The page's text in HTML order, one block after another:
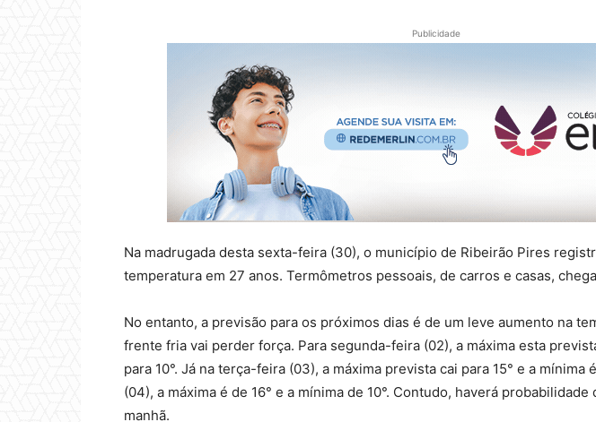
Publicidade
Na madrugada desta sexta-feira (30), o município de Ribeirão Pires
temperatura em 27 anos. Termômetros pessoais, de carros e casas,
No entanto, a previsão para os próximos dias é de um leve aumento na
frente fria vai perder força. Para segunda-feira (02), a máxima esta
para 10°. Já na terça-feira (03), a máxima prevista cai para 15° e a mínima
(04), a máxima é de 16° e a mínima de 10°. Contudo, haverá
manhã.